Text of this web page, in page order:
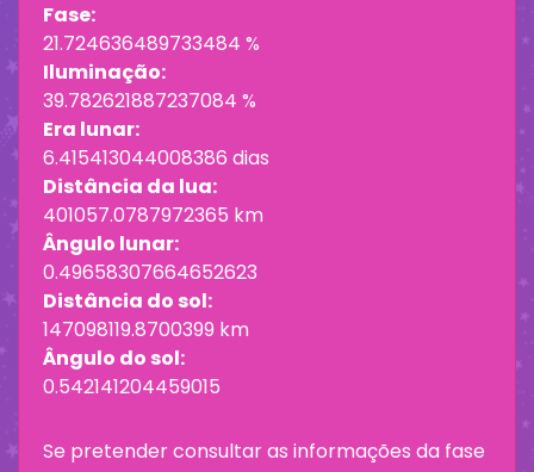
Fase:
21.724636489733484 %
Iluminação:
39.782621887237084 %
Era lunar:
6.415413044008386 dias
Distância da lua:
401057.0787972365 km
Ângulo lunar:
0.49658307664652623
Distância do sol:
147098119.8700399 km
Ângulo do sol:
0.542141204459015
Se pretender consultar as informações da fase